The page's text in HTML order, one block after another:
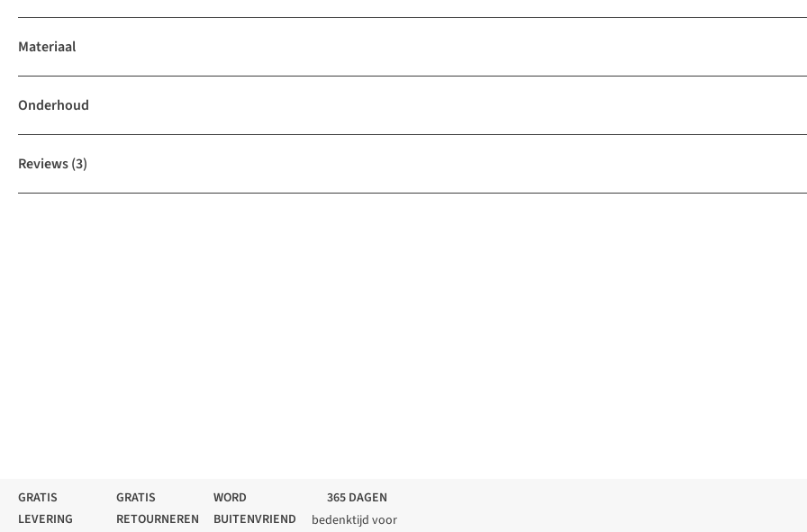
Materiaal
Onderhoud
Reviews(3)
GRATIS
LEVERING
GRATIS
RETOURNEREN
WORD
BUITENVRIEND
365 DAGEN
bedenktijd voor